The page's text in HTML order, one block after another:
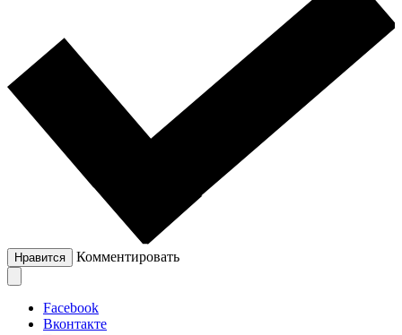
Нравится Комментировать
Facebook
Вконтакте